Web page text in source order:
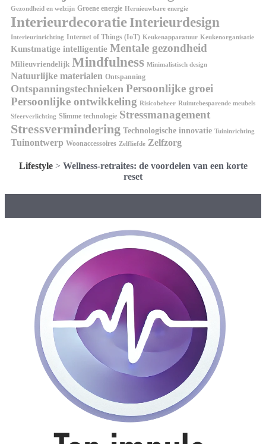
Gezondheid en welzijn Groene energie Hernieuwbare energie
InterieurdecoratieInterieurdesign
Interieurinrichting Internet of Things (IoT) Keukenapparatuur Keukenorganisatie
Kunstmatige intelligentie Mentale gezondheid
Milieuvriendelijk Mindfulness Minimalistisch design
Natuurlijke materialen Ontspanning
Ontspanningstechnieken Persoonlijke groei
Persoonlijke ontwikkeling Risicobeheer Ruimtebesparende meubels
Sfeerverlichting Slimme technologie Stressmanagement
Stressvermindering Technologische innovatie Tuininrichting
Tuinontwerp Woonaccessoires Zelfliefde Zelfzorg
Lifestyle> Wellness-retraites: de voordelen van een korte
reset